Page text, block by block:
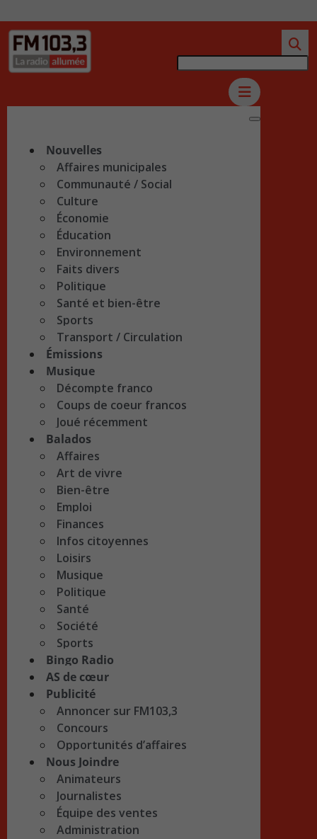
Nouvelles
Affaires municipales
Communauté / Social
Culture
Économie
Éducation
Environnement
Faits divers
Politique
Santé et bien-être
Sports
Transport / Circulation
Émissions
Musique
Décompte franco
Coups de coeur francos
Joué récemment
Balados
Affaires
Art de vivre
Bien-être
Emploi
Finances
Infos citoyennes
Loisirs
Musique
Politique
Santé
Société
Sports
Bingo Radio
AS de cœur
Publicité
Annoncer sur FM103,3
Concours
Opportunités d’affaires
Nous Joindre
Animateurs
Journalistes
Équipe des ventes
Administration